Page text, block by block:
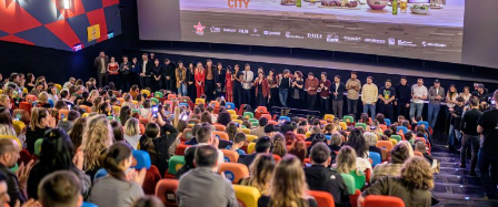
40 km/h. Nu s-a prăbușit, dar s-a deformat atât de tare
încât nu a mai putut fi pliat. Proprietarul l-a aruncat la
fier vechi a doua zi. Asta ca să fie clar de la început: nu
vorbim despre preferințe estetice, ci despre
funcționalitate reală.
Aluminiul, pe scurt: ușor,